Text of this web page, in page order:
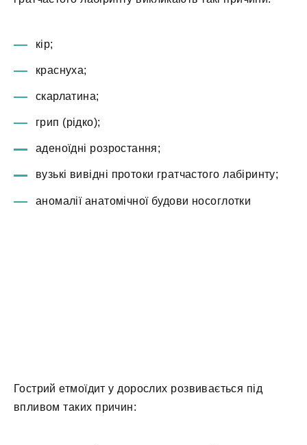
кір;
краснуха;
скарлатина;
грип (рідко);
аденоїдні розростання;
вузькі вивідні протоки гратчастого лабіринту;
аномалії анатомічної будови носоглотки
Гострий етмоїдит у дорослих розвивається під
впливом таких причин: